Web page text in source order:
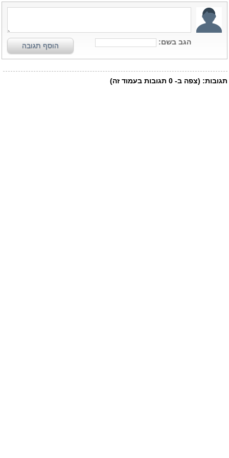
הגב בשם: הוסף תגובה
תגובות: (צפה ב- 0 תגובות בעמוד זה)